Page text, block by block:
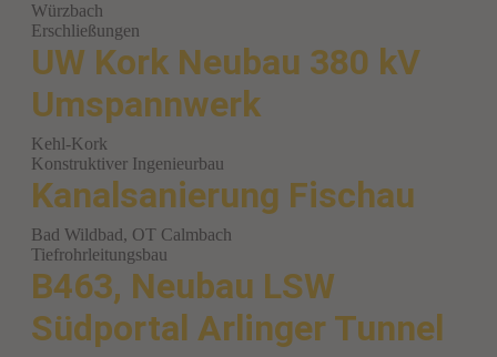
Würzbach
Erschließungen
UW Kork Neubau 380 kV
Umspannwerk
Kehl-Kork
Konstruktiver Ingenieurbau
Kanalsanierung Fischau
Bad Wildbad, OT Calmbach
Tiefrohrleitungsbau
B463, Neubau LSW
Südportal Arlinger Tunnel